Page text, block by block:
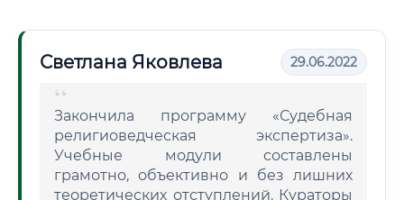
Светлана Яковлева 29.06.2022
Закончила программу «Судебная
религиоведческая экспертиза».
Учебные модули составлены
грамотно, объективно и без лишних
теоретических отступлений. Кураторы